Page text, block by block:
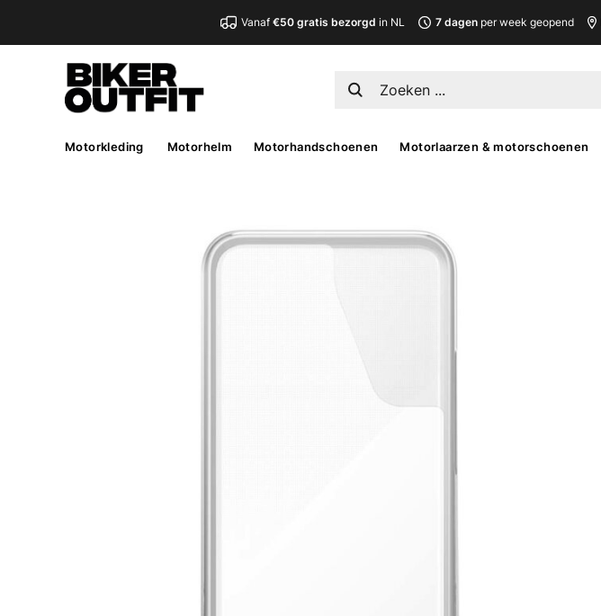
Vanaf €50 gratis bezorgd in NL 7 dagen per week geopend
Motorkleding Motorhelm Motorhandschoenen Motorlaarzen & motorschoenen